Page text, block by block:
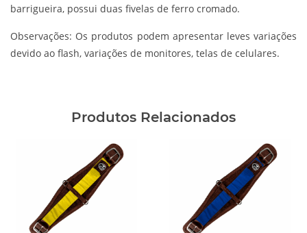
barrigueira, possui duas fivelas de ferro cromado.
Observações: Os produtos podem apresentar leves variações
devido ao flash, variações de monitores, telas de celulares.
Produtos Relacionados